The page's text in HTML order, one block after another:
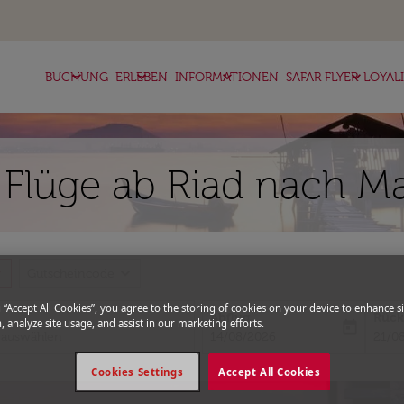
BUCHUNG
keyboard_arrow_down ERLEBEN
keyboard_arrow_down INFORMATIONEN
keyboard_arrow_down SAFAR FLYER-
keyboard_arrow_down
ab Riad nach
Abflug
fc-
“Accept All Cookies”, you agree to the storing of cookies on your device to enhance
analyze site usage, and assist in our marketing efforts.
Accept All Cookies
Cookies Settings